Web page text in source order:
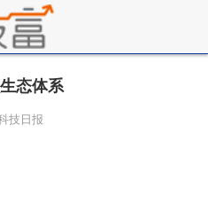
态体系
技日报